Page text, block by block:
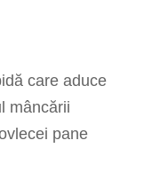
care aduce
mâncării
pane